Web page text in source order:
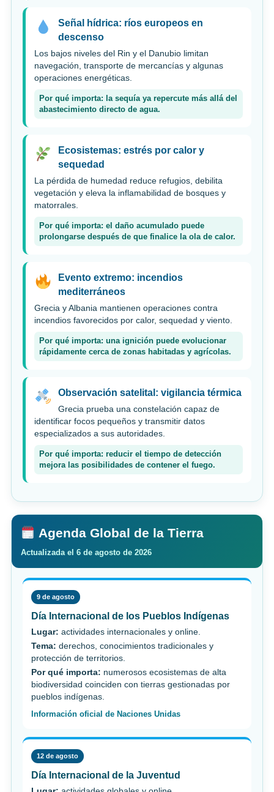
Señal hídrica: ríos europeos en
descenso
Los bajos niveles del Rin y el Danubio limitan
navegación, transporte de mercancías y algunas
operaciones energéticas.
Por qué importa: la sequía ya repercute más allá del
abastecimiento directo de agua.
Ecosistemas: estrés por calor y
sequedad
La pérdida de humedad reduce refugios, debilita
vegetación y eleva la inflamabilidad de bosques y
matorrales.
Por qué importa: el daño acumulado puede
prolongarse después de que finalice la ola de calor.
Evento extremo: incendios
mediterráneos
Grecia y Albania mantienen operaciones contra
incendios favorecidos por calor, sequedad y viento.
Por qué importa: una ignición puede evolucionar
rápidamente cerca de zonas habitadas y agrícolas.
Observación satelital: vigilancia térmica
Grecia prueba una constelación capaz de
identificar focos pequeños y transmitir datos
especializados a sus autoridades.
Por qué importa: reducir el tiempo de detección
mejora las posibilidades de contener el fuego.
Agenda Global de la Tierra
Actualizada el 6 de agosto de 2026
9 de agosto
Día Internacional de los Pueblos Indígenas
Lugar: actividades internacionales y online.
Tema: derechos, conocimientos tradicionales y
protección de territorios.
Por qué importa: numerosos ecosistemas de alta
biodiversidad coinciden con tierras gestionadas por
pueblos indígenas.
Información oficial de Naciones Unidas
12 de agosto
Día Internacional de la Juventud